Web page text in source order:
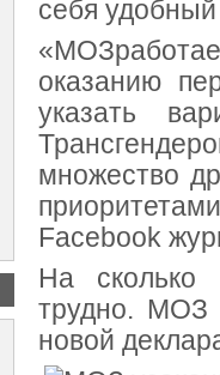
себя
оказанию
указать
множество
Facebook
На сколько
трудно. МОЗ
новой